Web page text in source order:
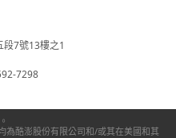
7號13樓之1
7298
為酷澎股份有限公司和/或其在美國和其